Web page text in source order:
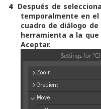
4 Después de
temporalmente en
cuadro de diálogo
herramienta a la
Aceptar.